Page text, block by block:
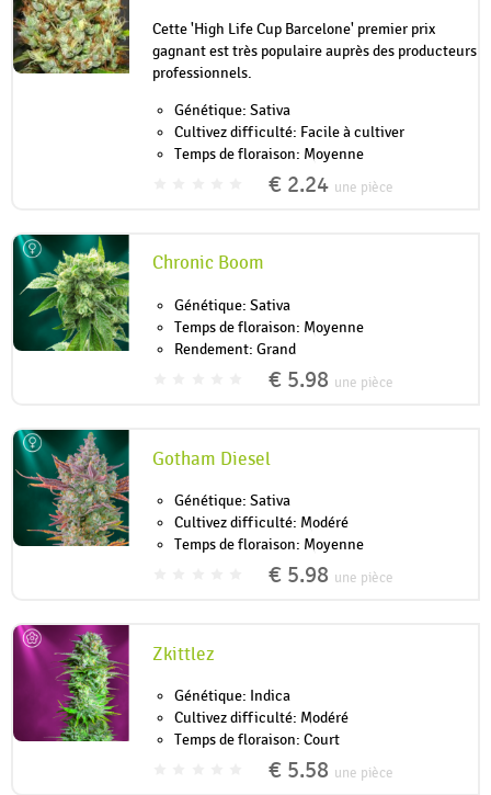
Cette 'High Life Cup Barcelone' premier prix
gagnant est très populaire auprès des producteurs
professionnels.
Génétique: Sativa
Cultivez difficulté: Facile à cultiver
Temps de floraison: Moyenne
€ 2.24 une pièce
Chronic Boom
Génétique: Sativa
Temps de floraison: Moyenne
Rendement: Grand
€ 5.98 une pièce
Gotham Diesel
Génétique: Sativa
Cultivez difficulté: Modéré
Temps de floraison: Moyenne
€ 5.98 une pièce
Zkittlez
Génétique: Indica
Cultivez difficulté: Modéré
Temps de floraison: Court
€ 5.58 une pièce